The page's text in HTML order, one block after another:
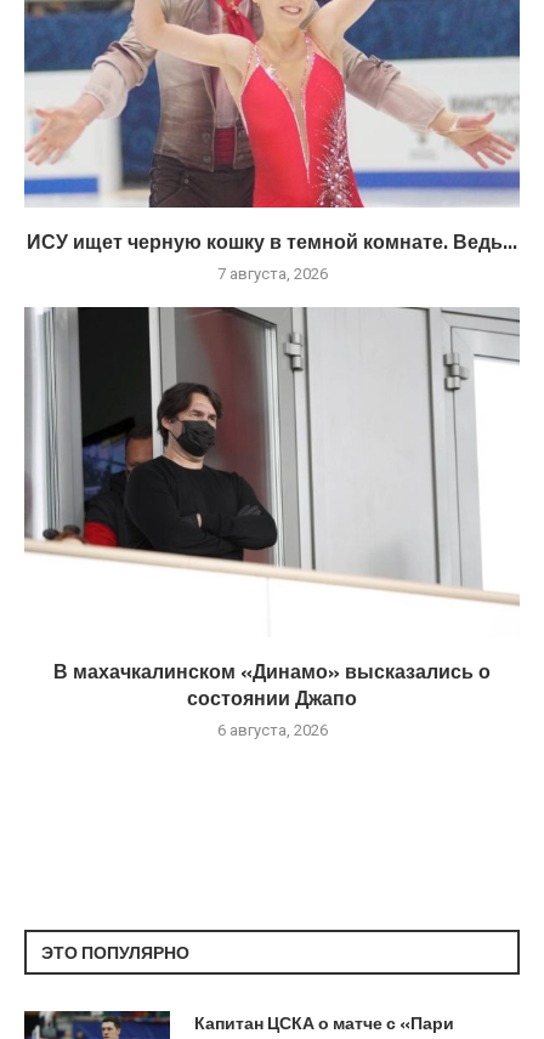
ИСУ ищет черную кошку в темной комнате. Ведь...
7 августа, 2026
В махачкалинском «Динамо» высказались о
состоянии Джапо
6 августа, 2026
ЭТО ПОПУЛЯРНО
Капитан ЦСКА о матче с «Пари